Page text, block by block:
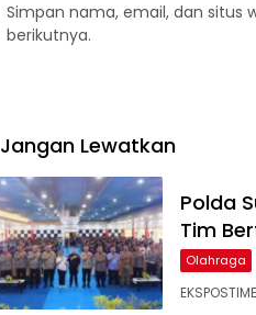
Simpan nama, email, dan situs
berikutnya.
Jangan Lewatkan
Polda
Tim
Olahraga